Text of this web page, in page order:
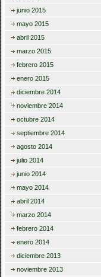
junio 2015
mayo 2015
abril 2015
marzo 2015
febrero 2015
enero 2015
diciembre 2014
noviembre 2014
octubre 2014
septiembre 2014
agosto 2014
julio 2014
junio 2014
mayo 2014
abril 2014
marzo 2014
febrero 2014
enero 2014
diciembre 2013
noviembre 2013